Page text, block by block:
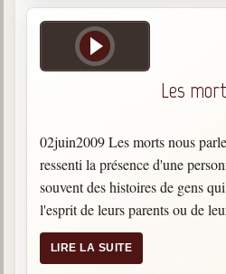
Les
02juin2009 Les morts nous
ressenti la présence d'une
souvent des histoires de gens
l'esprit de leurs parents ou de
décédés. Nous avons tous à un
LIRE LA SUITE